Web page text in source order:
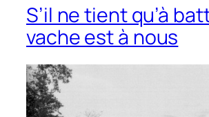
S’il ne tient qu’à
vache est à nous